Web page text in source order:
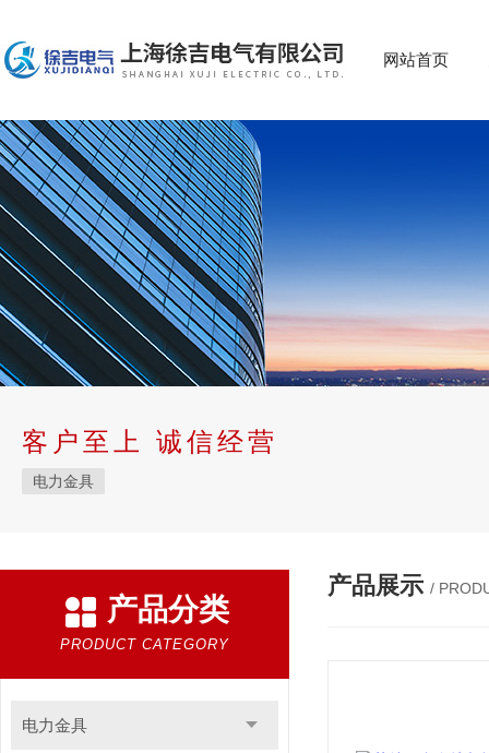
网站首页
客户至上 诚信经营
电力金具
产品分类
PRODUCT CATEGORY
电力金具
产品展示 /